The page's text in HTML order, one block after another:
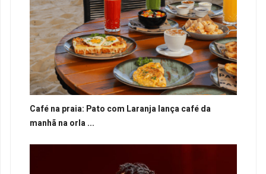
Café na praia: Pato com Laranja lança café da
manhã na orla ...